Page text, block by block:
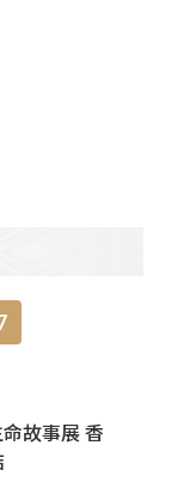
故事展 香